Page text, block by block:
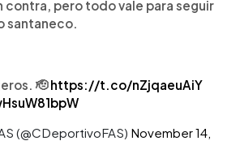
contra, pero todo vale para seguir
santaneco.
🫡https://t.co/nZjqaeuAiY
(@CDeportivoFAS) November 14,